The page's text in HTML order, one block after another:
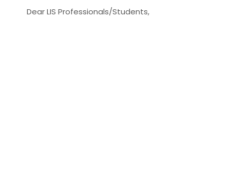
Dear LIS Professionals/Students,